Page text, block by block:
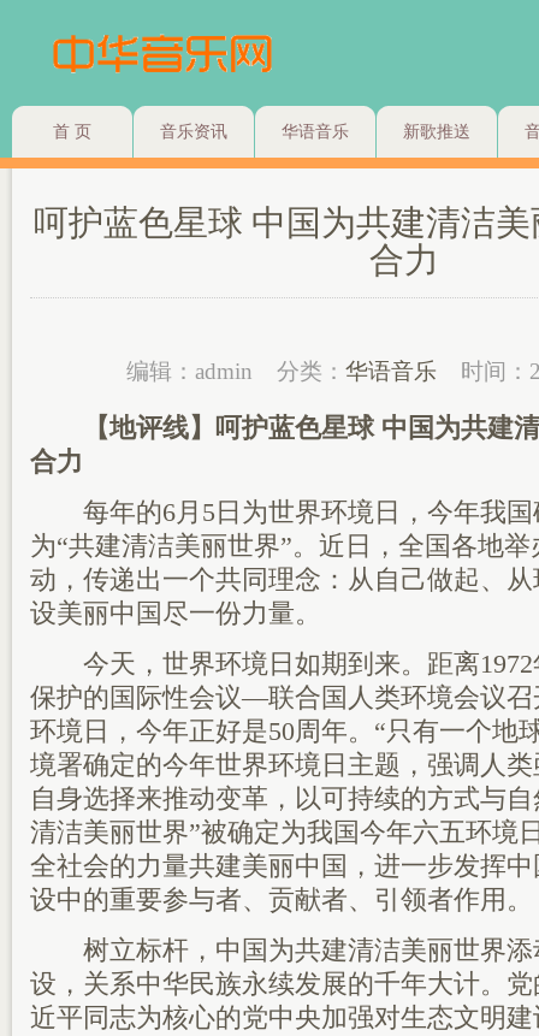
首 页 音乐资讯 华语音乐 新歌推送
呵护蓝色星球 中国为共建清洁
合力
编辑：admin 分类： 华语音乐 时间：
【地评线】呵护蓝色星球 中国为共建
合力
每年的6月5日为世界环境日，今年我国
为“共建清洁美丽世界”。近日，全国各地
动，传递出一个共同理念：从自己做起、
设美丽中国尽一份力量。
今天，世界环境日如期到来。距离1972
保护的国际性会议—联合国人类环境会议
环境日，今年正好是50周年。“只有一个
境署确定的今年世界环境日主题，强调人
自身选择来推动变革，以可持续的方式与
清洁美丽世界”被确定为我国今年六五环境
全社会的力量共建美丽中国，进一步发挥
设中的重要参与者、贡献者、引领者作用。
树立标杆，中国为共建清洁美丽世界添
设，关系中华民族永续发展的千年大计。
近平同志为核心的党中央加强对生态文明